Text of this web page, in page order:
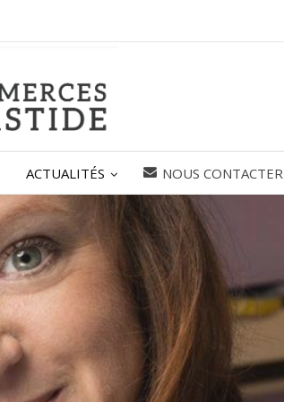
ACTUALITÉS NOUS CONTACTER